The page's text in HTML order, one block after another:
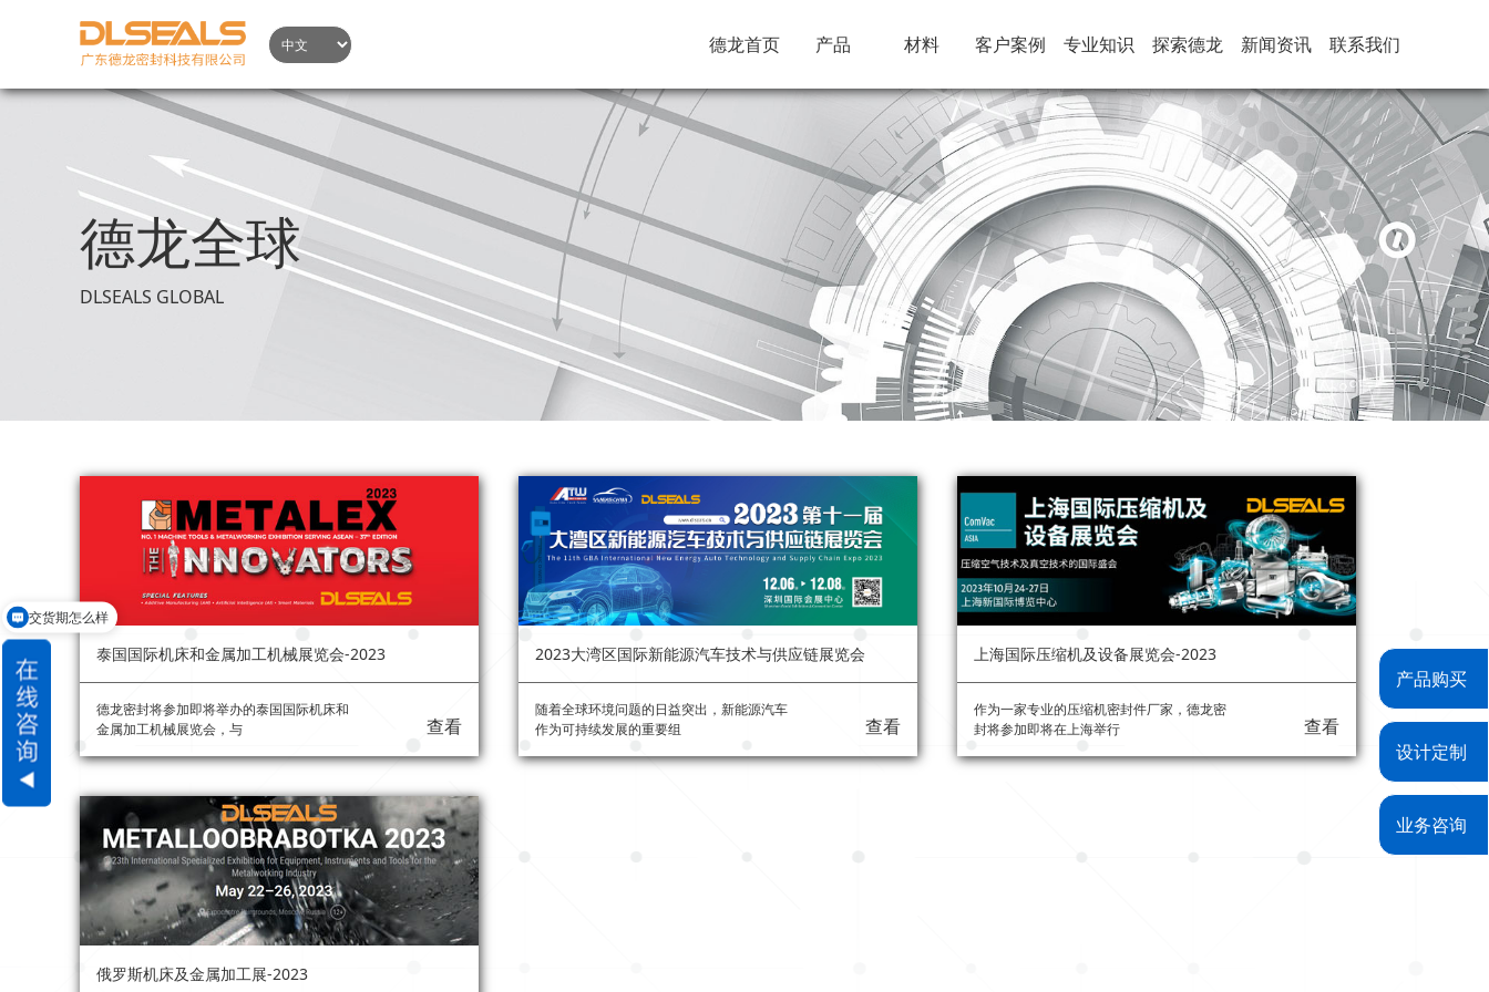
德龙首页 产品 材料 客户案例 专业知识 探索德龙 新闻资讯 联系我们
德龙全球
DLSEALS GLOBAL
泰国国际机床和金属加工机械展览会-2023
德龙密封将参加即将举办的泰国国际机床和
金属加工机械展览会，与
查看
2023大湾区国际新能源汽车技术与供应链展览会
随着全球环境问题的日益突出，新能源汽车
作为可持续发展的重要组
查看
上海国际压缩机及设备展览会-2023
作为一家专业的压缩机密封件厂家，德龙密
封将参加即将在上海举行
查看
俄罗斯机床及金属加工展-2023
产品购买
设计定制
业务咨询
交货期怎么样